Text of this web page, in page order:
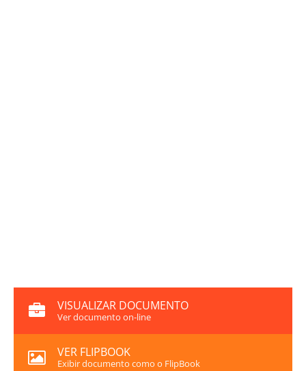
VISUALIZAR DOCUMENTO
Ver documento on-line
VER FLIPBOOK
Exibir documento como o FlipBook